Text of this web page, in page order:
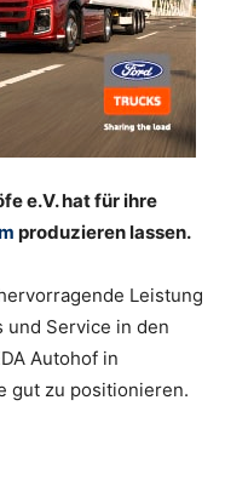
e.V. hat für ihre
produzieren lassen.
Leistung
und Service in den
Autohof in
gut zu positionieren.